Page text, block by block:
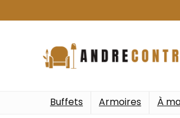
Buffets Armoires À